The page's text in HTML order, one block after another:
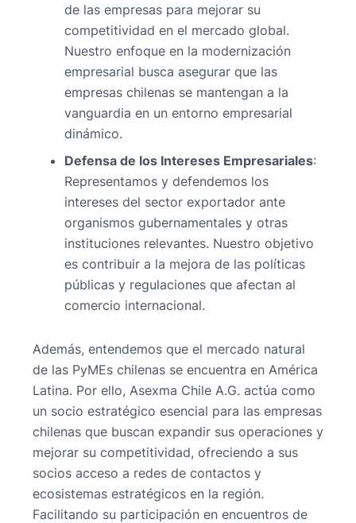
de las empresas para mejorar su
competitividad en el mercado global.
Nuestro enfoque en la modernización
empresarial busca asegurar que las
empresas chilenas se mantengan a la
vanguardia en un entorno empresarial
dinámico.
Defensa de los Intereses Empresariales:
Representamos y defendemos los
intereses del sector exportador ante
organismos gubernamentales y otras
instituciones relevantes. Nuestro objetivo
es contribuir a la mejora de las políticas
públicas y regulaciones que afectan al
comercio internacional.
Además, entendemos que el mercado natural
de las PyMEs chilenas se encuentra en América
Latina. Por ello, Asexma Chile A.G. actúa como
un socio estratégico esencial para las empresas
chilenas que buscan expandir sus operaciones y
mejorar su competitividad, ofreciendo a sus
socios acceso a redes de contactos y
ecosistemas estratégicos en la región.
Facilitando su participación en encuentros de